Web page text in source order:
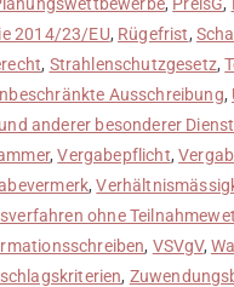
2014/23/EU, Rügefrist,
, Strahlenschutzgesetz,
Ausschreibung,
anderer besonderer
,Vergabepflicht,
,
ohne
, VSVgV,
,